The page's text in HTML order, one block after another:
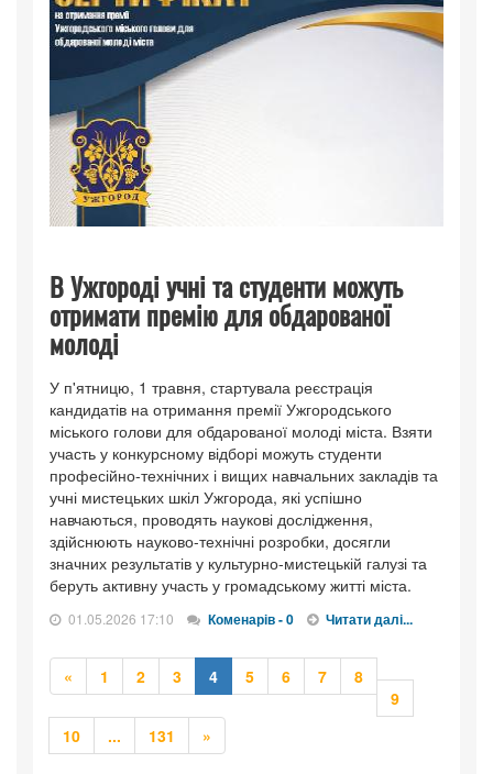
В Ужгороді учні та студенти можуть
отримати премію для обдарованої
молоді
У п'ятницю, 1 травня, стартувала реєстрація
кандидатів на отримання премії Ужгородського
міського голови для обдарованої молоді міста. Взяти
участь у конкурсному відборі можуть студенти
професійно-технічних і вищих навчальних закладів та
учні мистецьких шкіл Ужгорода, які успішно
навчаються, проводять наукові дослідження,
здійснюють науково-технічні розробки, досягли
значних результатів у культурно-мистецькій галузі та
беруть активну участь у громадському житті міста.
01.05.2026 17:10 Коменарів - 0 Читати далі...
« Попередня
1 2 3 4 5 6 7
8
9
10
... Попередня
131 »